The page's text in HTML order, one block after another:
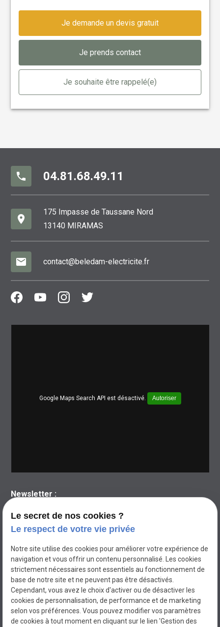
Je demande un devis gratuit
Je prends contact
Je souhaite être rappelé(e)
phone 04.81.68.49.11
place
175 Impasse de Taussane Nord
13140 MIRAMAS
mail contact@beledam-electricite.fr
Google Maps Search API est désactivé. Autoriser
Newsletter :
Le secret de nos cookies ?
Le respect de votre vie privée
Notre site utilise des cookies pour améliorer votre expérience de
navigation et vous offrir un contenu personnalisé. Les cookies
strictement nécessaires sont essentiels au fonctionnement de
base de notre site et ne peuvent pas être désactivés.
Cependant, vous avez le choix d'activer ou de désactiver les
cookies de personnalisation, de performance et de marketing
selon vos préférences. Vous pouvez modifier vos paramètres
de cookies à tout moment en cliquant sur le lien 'Gestion des